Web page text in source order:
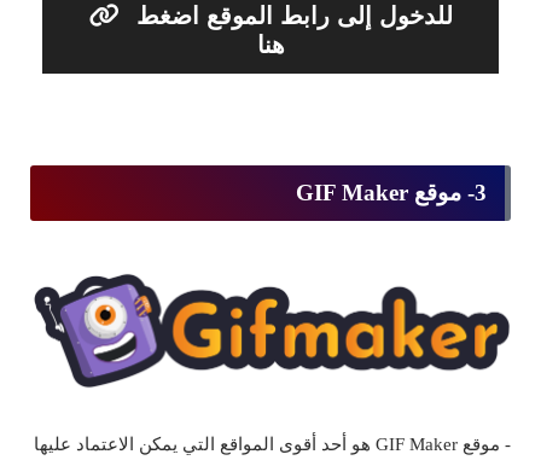
للدخول إلى رابط الموقع اضغط
هنا
3- موقع GIF Maker
- موقع GIF Maker هو أحد أقوى المواقع التي يمكن الاعتماد عليها